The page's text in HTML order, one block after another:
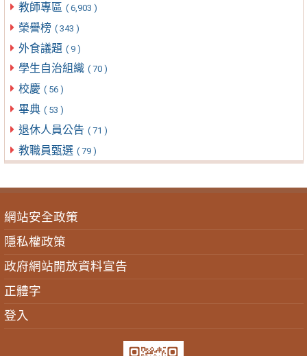
教師專區 ( 6,903 )
榮譽榜 ( 343 )
外食議題 ( 9 )
學生自治組織 ( 70 )
校慶 ( 56 )
畢典 ( 53 )
退休人員公告 ( 71 )
教職員甄選 ( 79 )
網站安全政策
隱私權政策
政府網站開放資料宣告
正體字
登入